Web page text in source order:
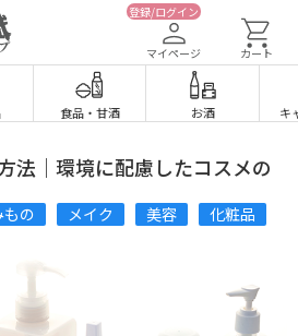
登録/ログイン
マイページ カート
食品・ 甘酒 お酒 キ
法｜環境に配慮したコスメの
の メイク 美容 化粧品